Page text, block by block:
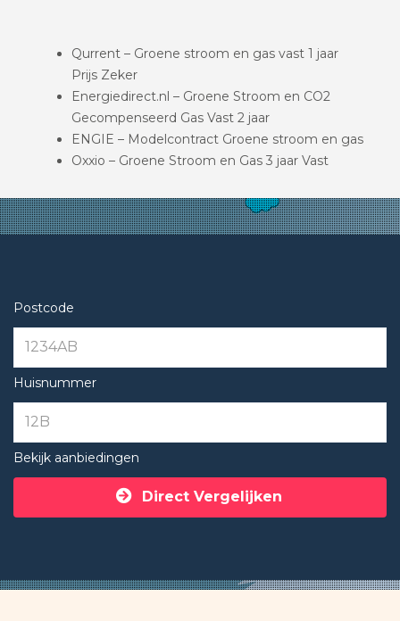
Qurrent – Groene stroom en gas vast 1 jaar
Prijs Zeker
Energiedirect.nl – Groene Stroom en CO2
Gecompenseerd Gas Vast 2 jaar
ENGIE – Modelcontract Groene stroom en gas
Oxxio – Groene Stroom en Gas 3 jaar Vast
Postcode
Huisnummer
Bekijk aanbiedingen
Direct Vergelijken